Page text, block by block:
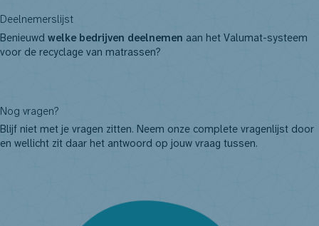
Deelnemerslijst
Benieuwd welke bedrijven deelnemen aan het Valumat-systeem
voor de recyclage van matrassen?
Nog vragen?
Blijf niet met je vragen zitten. Neem onze complete vragenlijst door
en wellicht zit daar het antwoord op jouw vraag tussen.